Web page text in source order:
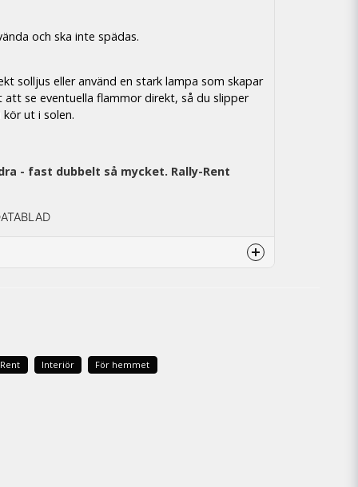
och ska inte spädas.
solljus eller använd en stark lampa som skapar
se eventuella flammor direkt, så du slipper
ut i solen.
- fast dubbelt så mycket. Rally-Rent
Interiör För hemmet